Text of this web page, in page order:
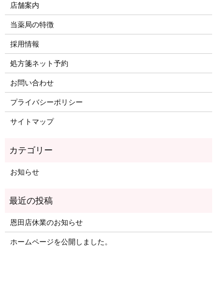
店舗案内
当薬局の特徴
採用情報
処方箋ネット予約
お問い合わせ
プライバシーポリシー
サイトマップ
お知らせ
恩田店休業のお知らせ
ホームページを公開しました。